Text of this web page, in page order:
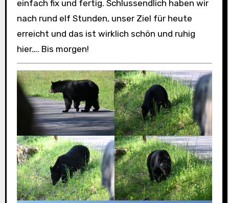
einfach fix und fertig. Schlussendlich haben wir
nach rund elf Stunden, unser Ziel für heute
erreicht und das ist wirklich schön und ruhig
hier…. Bis morgen!